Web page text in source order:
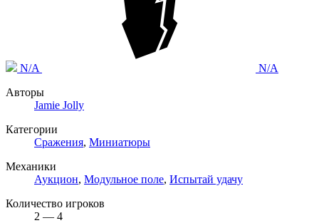
N/A
N/A
Авторы
Jamie Jolly
Категории
Сражения, Миниатюры
Механики
Аукцион, Модульное поле, Испытай удачу
Количество игроков
2 — 4